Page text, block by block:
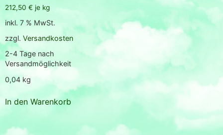
212,50 € je kg
inkl. 7 % MwSt.
zzgl. Versandkosten
2-4 Tage nach
Versandmöglichkeit
0,04 kg
In den Warenkorb